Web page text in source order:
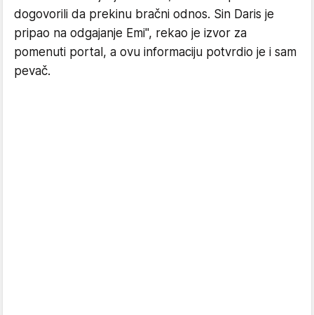
dogovorili da prekinu bračni odnos. Sin Daris je
pripao na odgajanje Emi", rekao je izvor za
pomenuti portal, a ovu informaciju potvrdio je i sam
pevač.